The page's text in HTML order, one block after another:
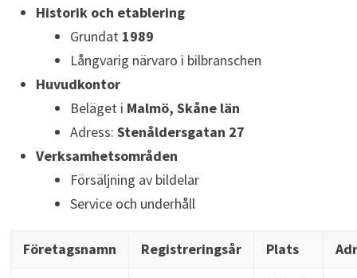
Historik och etablering
Grundat 1989
Långvarig närvaro i bilbranschen
Huvudkontor
Beläget i Malmö, Skåne län
Adress: Stenåldersgatan 27
Verksamhetsområden
Försäljning av bildelar
Service och underhåll
Företagsnamn Registreringsår Plats